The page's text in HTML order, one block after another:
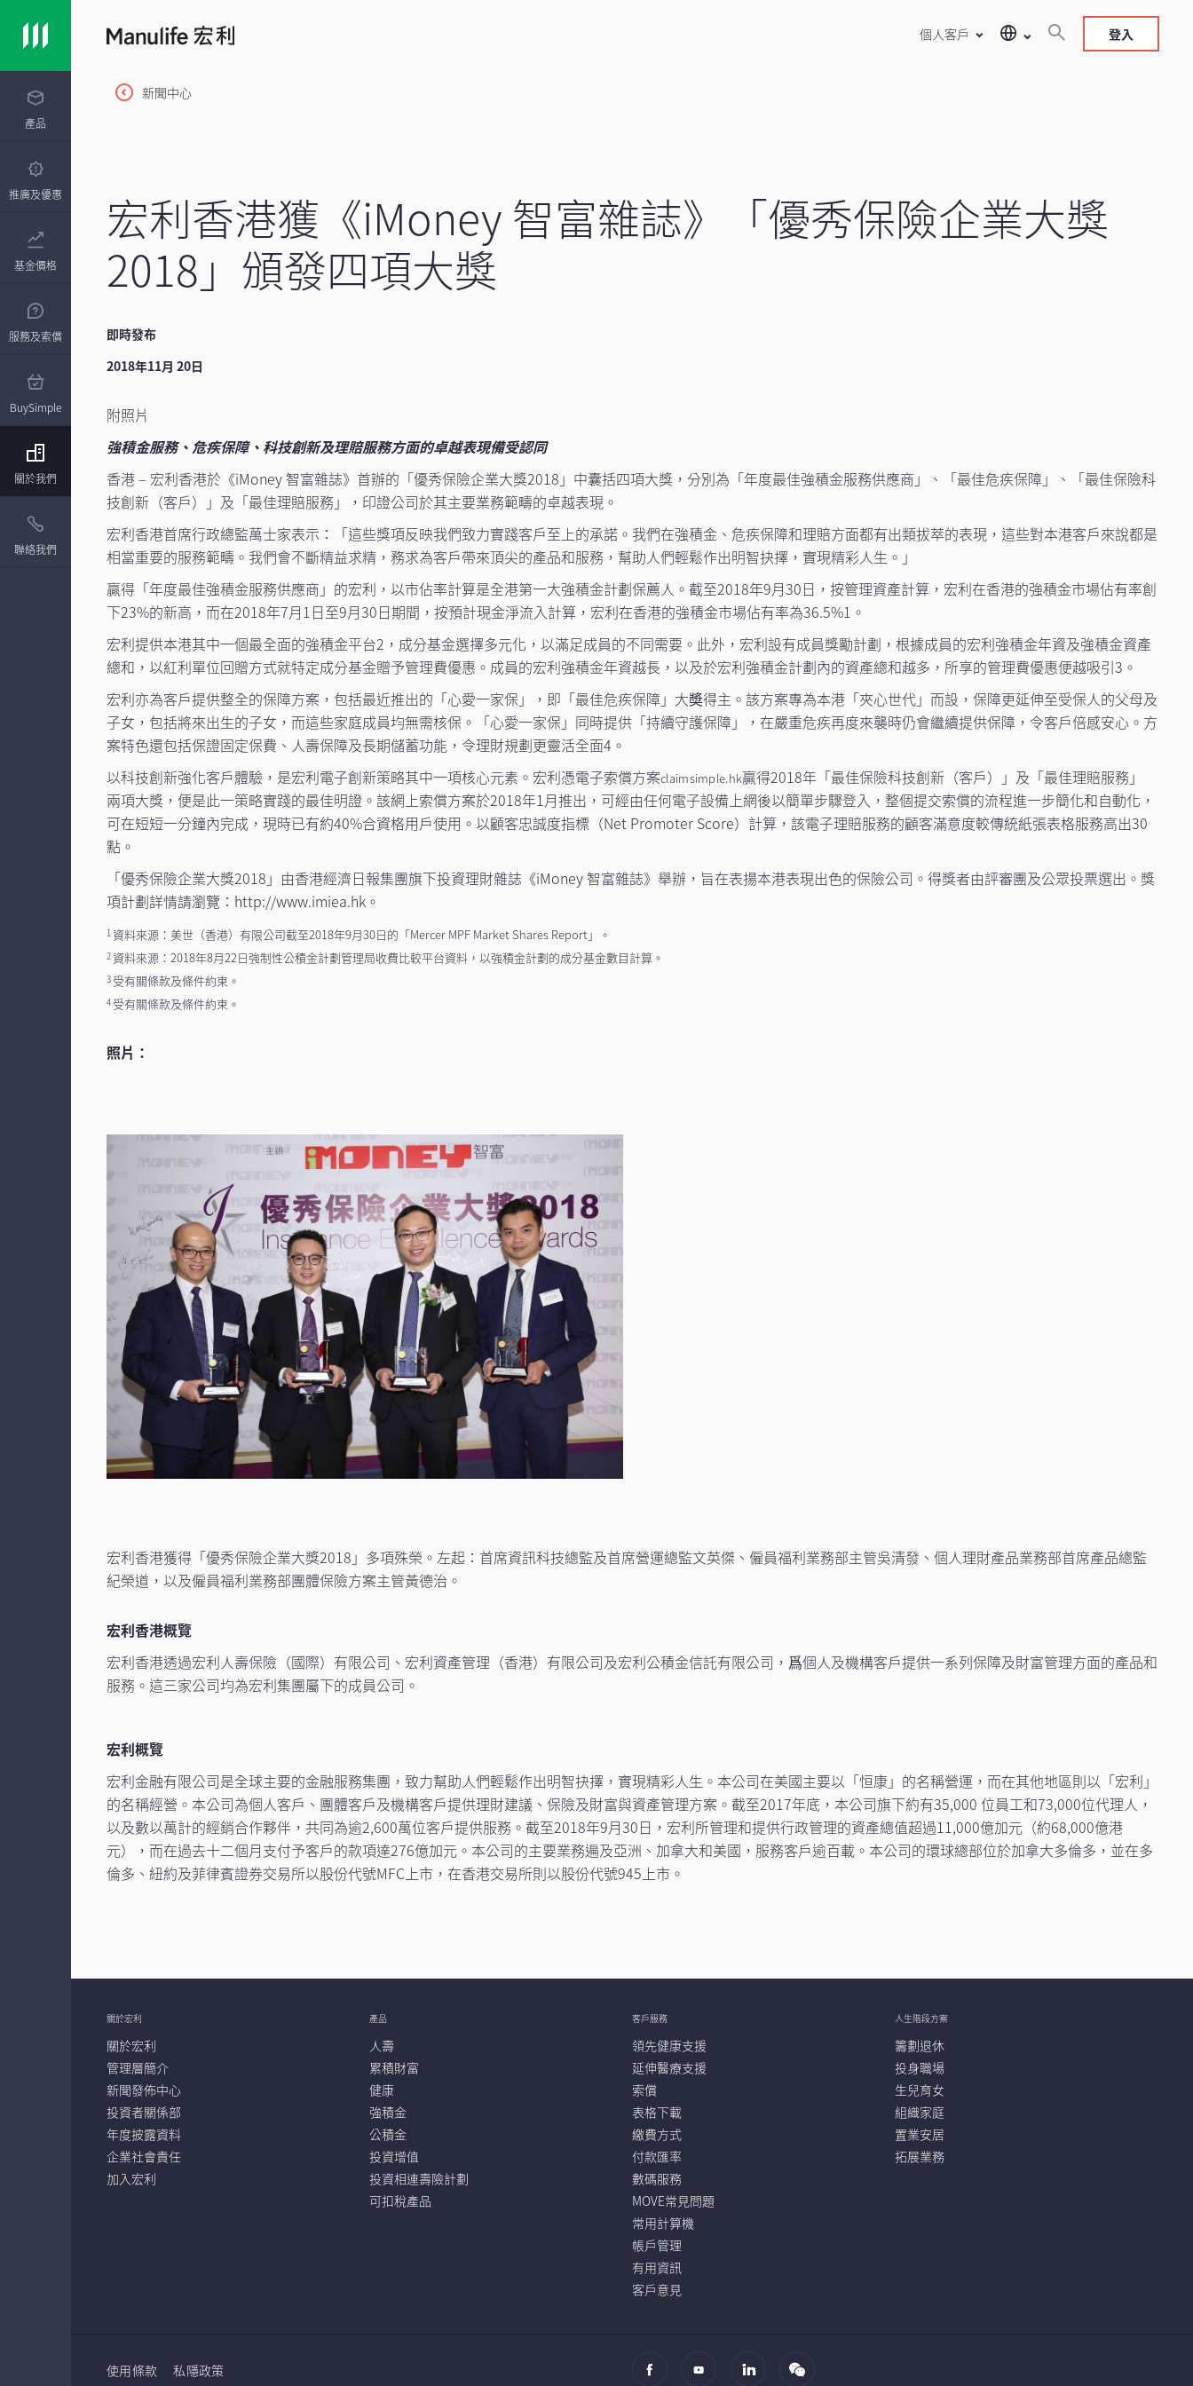
產品
推廣及優惠
基金價格
服務及索償
BuySimple
關於我們
聯絡我們
個人客戶 登入
新聞中心
宏利香港獲《iMoney 智富雜誌》「優秀保險企業大獎
2018」頒發四項大獎
即時發布
2018年11月 20日
附照片
強積金服務、危疾保障、科技創新及理賠服務方面的卓越表現備受認同
香港 – 宏利香港於《iMoney 智富雜誌》首辦的「優秀保險企業大獎2018」中囊括四項大獎，分別為「年度最佳強積金服務供應商」、「最佳危疾保障」、「最佳保險科
技創新（客戶）」及「最佳理賠服務」，印證公司於其主要業務範疇的卓越表現。
宏利香港首席行政總監萬士家表示：「這些獎項反映我們致力實踐客戶至上的承諾。我們在強積金、危疾保障和理賠方面都有出類拔萃的表現，這些對本港客戶來說都是
相當重要的服務範疇。我們會不斷精益求精，務求為客戶帶來頂尖的產品和服務，幫助人們輕鬆作出明智抉擇，實現精彩人生。」
贏得「年度最佳強積金服務供應商」的宏利，以市佔率計算是全港第一大強積金計劃保薦人。截至2018年9月30日，按管理資產計算，宏利在香港的強積金市場佔有率創
下23%的新高，而在2018年7月1日至9月30日期間，按預計現金淨流入計算，宏利在香港的強積金市場佔有率為36.5%1。
宏利提供本港其中一個最全面的強積金平台2，成分基金選擇多元化，以滿足成員的不同需要。此外，宏利設有成員獎勵計劃，根據成員的宏利強積金年資及強積金資產
總和，以紅利單位回贈方式就特定成分基金贈予管理費優惠。成員的宏利強積金年資越長，以及於宏利強積金計劃內的資產總和越多，所享的管理費優惠便越吸引3。
宏利亦為客戶提供整全的保障方案，包括最近推出的「心愛一家保」，即「最佳危疾保障」大奬得主。該方案專為本港「夾心世代」而設，保障更延伸至受保人的父母及
子女，包括將來出生的子女，而這些家庭成員均無需核保。「心愛一家保」同時提供「持續守護保障」，在嚴重危疾再度來襲時仍會繼續提供保障，令客戶倍感安心。方
案特色還包括保證固定保費、人壽保障及長期儲蓄功能，令理財規劃更靈活全面4。
以科技創新強化客戶體驗，是宏利電子創新策略其中一項核心元素。宏利憑電子索償方案claimsimple.hk贏得2018年「最佳保險科技創新（客戶）」及「最佳理賠服務」
兩項大獎，便是此一策略實踐的最佳明證。該網上索償方案於2018年1月推出，可經由任何電子設備上網後以簡單步驟登入，整個提交索償的流程進一步簡化和自動化，
可在短短一分鐘內完成，現時已有約40%合資格用戶使用。以顧客忠誠度指標（Net Promoter Score）計算，該電子理賠服務的顧客滿意度較傳統紙張表格服務高出30
點。
「優秀保險企業大獎2018」由香港經濟日報集團旗下投資理財雜誌《iMoney 智富雜誌》舉辦，旨在表揚本港表現出色的保險公司。得獎者由評審團及公眾投票選出。獎
項計劃詳情請瀏覽：http://www.imiea.hk。
1資料來源：美世（香港）有限公司截至2018年9月30日的「Mercer MPF Market Shares Report」。
2資料來源：2018年8月22日強制性公積金計劃管理局收費比較平台資料，以強積金計劃的成分基金數目計算。
3 受有關條款及條件約束。
4 受有關條款及條件約束。
照片：
宏利香港獲得「優秀保險企業大獎2018」多項殊榮。左起：首席資訊科技總監及首席營運總監文英傑、僱員福利業務部主管吳清發、個人理財產品業務部首席產品總監
紀榮道，以及僱員福利業務部團體保險方案主管黃德治。
宏利香港概覽
宏利香港透過宏利人壽保險（國際）有限公司、宏利資產管理（香港）有限公司及宏利公積金信託有限公司，爲個人及機構客戶提供一系列保障及財富管理方面的產品和
服務。這三家公司均為宏利集團屬下的成員公司。
宏利概覽
宏利金融有限公司是全球主要的金融服務集團，致力幫助人們輕鬆作出明智抉擇，實現精彩人生。本公司在美國主要以「恒康」的名稱營運，而在其他地區則以「宏利」
的名稱經營。本公司為個人客戶、團體客戶及機構客戶提供理財建議、保險及財富與資產管理方案。截至2017年底，本公司旗下約有35,000 位員工和73,000位代理人，
以及數以萬計的經銷合作夥伴，共同為逾2,600萬位客戶提供服務。截至2018年9月30日，宏利所管理和提供行政管理的資產總值超過11,000億加元（約68,000億港
元），而在過去十二個月支付予客戶的款項達276億加元。本公司的主要業務遍及亞洲、加拿大和美國，服務客戶逾百載。本公司的環球總部位於加拿大多倫多，並在多
倫多、紐約及菲律賓證券交易所以股份代號MFC上市，在香港交易所則以股份代號945上市。
關於宏利
關於宏利
管理層簡介
新聞發佈中心
投資者關係部
年度披露資料
企業社會責任
加入宏利
產品
人壽
累積財富
健康
強積金
公積金
投資增值
投資相連壽險計劃
可扣稅產品
客戶服務
領先健康支援
延伸醫療支援
索償
表格下載
繳費方式
付款匯率
數碼服務
MOVE常見問題
常用計算機
帳戶管理
有用資訊
客戶意見
人生階段方案
籌劃退休
投身職場
生兒育女
組織家庭
置業安居
拓展業務
使用條款 私隱政策